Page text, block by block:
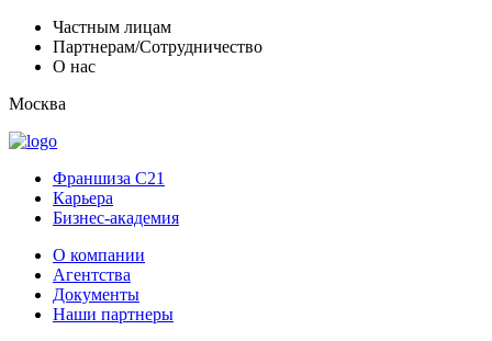
Частным лицам
Партнерам/Сотрудничество
О нас
Москва
Франшиза C21
Карьера
Бизнес-академия
О компании
Агентства
Документы
Наши партнеры